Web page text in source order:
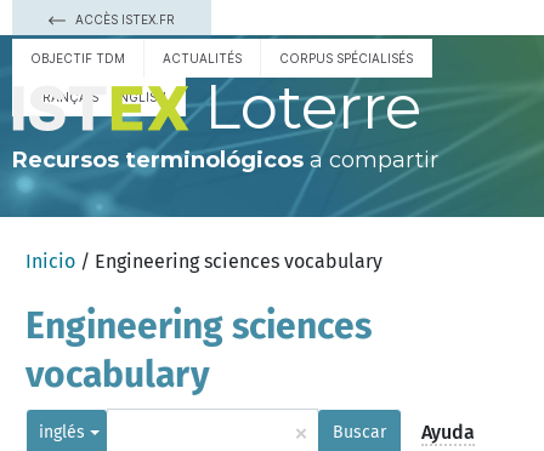
ACCÈS ISTEX.FR
OBJECTIF TDM ACTUALITÉS CORPUS SPÉCIALISÉS
FRANÇAIS ENGLISH Loterre
Recursos terminológicos a compartir
Inicio / Engineering sciences vocabulary
Engineering sciences
vocabulary
inglés × Buscar Ayuda